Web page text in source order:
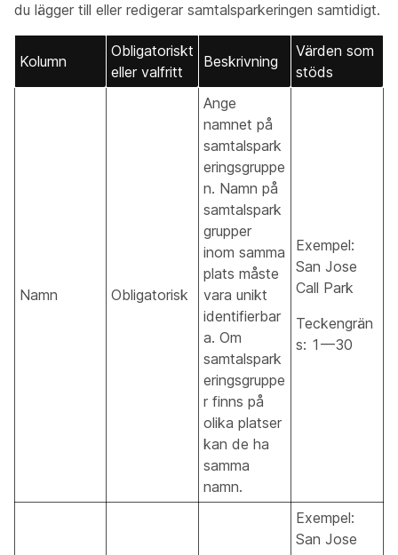
du lägger till eller redigerar samtalsparkeringen samtidigt.
Kolumn
Obligatoriskt
eller valfritt
Beskrivning
Värden som
stöds
Namn Obligatorisk
Ange
namnet på
samtalspark
eringsgruppe
n. Namn på
samtalspark
grupper
inom samma
plats måste
vara unikt
identifierbar
a. Om
samtalspark
eringsgruppe
r finns på
olika platser
kan de ha
samma
namn.
Exempel:
San Jose
Call Park
Teckengrän
s: 1—30
Exempel:
San Jose